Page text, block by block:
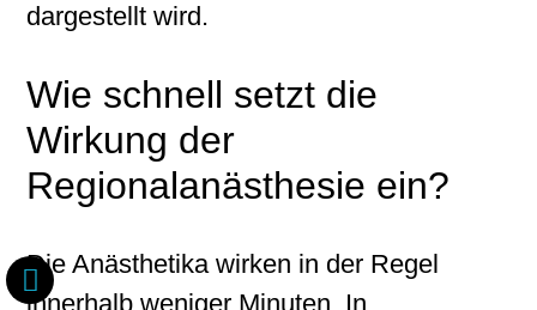
dargestellt wird.
Wie schnell setzt die
Wirkung der
Regionalanästhesie ein?
Die Anästhetika wirken in der Regel
innerhalb weniger Minuten. In